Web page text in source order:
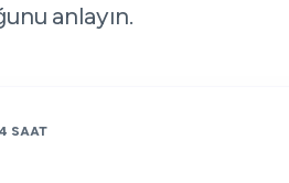
anlayın.
SAAT